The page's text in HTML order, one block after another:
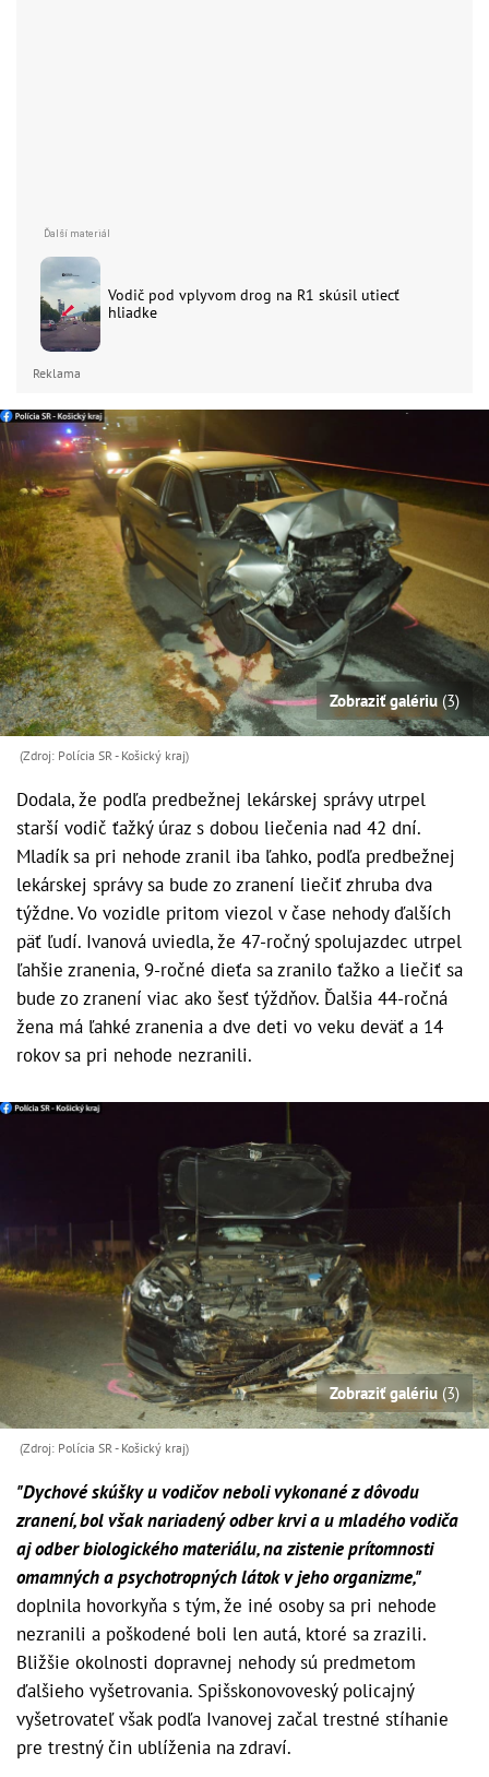
Vodič pod vplyvom drog na R1 skúsil utiecť
hliadke
Reklama
Zobraziť galériu(3)
(Zdroj: Polícia SR - Košický kraj)
Dodala, že podľa predbežnej lekárskej správy utrpel
starší vodič ťažký úraz s dobou liečenia nad 42 dní.
Mladík sa pri nehode zranil iba ľahko, podľa predbežnej
lekárskej správy sa bude zo zranení liečiť zhruba dva
týždne. Vo vozidle pritom viezol v čase nehody ďalších
päť ľudí. Ivanová uviedla, že 47-ročný spolujazdec utrpel
ľahšie zranenia, 9-ročné dieťa sa zranilo ťažko a liečiť sa
bude zo zranení viac ako šesť týždňov. Ďalšia 44-ročná
žena má ľahké zranenia a dve deti vo veku deväť a 14
rokov sa pri nehode nezranili.
Zobraziť galériu (3)
(Zdroj: Polícia SR - Košický kraj)
"Dychové skúšky u vodičov neboli vykonané z dôvodu
zranení, bol však nariadený odber krvi a u mladého vodiča
aj odber biologického materiálu, na zistenie prítomnosti
omamných a psychotropných látok v jeho organizme,"
doplnila hovorkyňa s tým, že iné osoby sa pri nehode
nezranili a poškodené boli len autá, ktoré sa zrazili.
Bližšie okolnosti dopravnej nehody sú predmetom
ďalšieho vyšetrovania. Spišskonovoveský policajný
vyšetrovateľ však podľa Ivanovej začal trestné stíhanie
pre trestný čin ublíženia na zdraví.